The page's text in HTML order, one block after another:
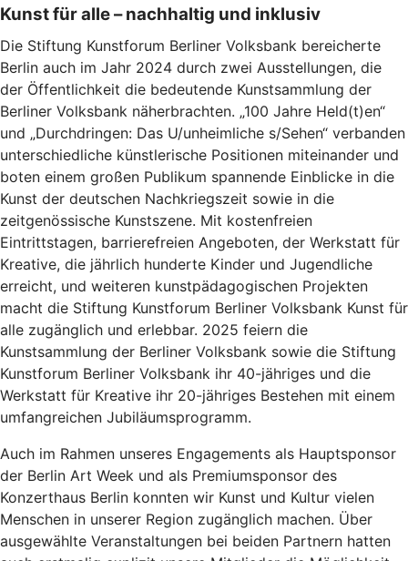
Kunst für alle – nachhaltig und inklusiv
Die Stiftung Kunstforum Berliner Volksbank bereicherte
Berlin auch im Jahr 2024 durch zwei Ausstellungen, die
der Öffentlichkeit die bedeutende Kunstsammlung der
Berliner Volksbank näherbrachten. „100 Jahre Held(t)en“
und „Durchdringen: Das U/unheimliche s/Sehen“ verbanden
unterschiedliche künstlerische Positionen miteinander und
boten einem großen Publikum spannende Einblicke in die
Kunst der deutschen Nachkriegszeit sowie in die
zeitgenössische Kunstszene. Mit kostenfreien
Eintrittstagen, barrierefreien Angeboten, der Werkstatt für
Kreative, die jährlich hunderte Kinder und Jugendliche
erreicht, und weiteren kunstpädagogischen Projekten
macht die Stiftung Kunstforum Berliner Volksbank Kunst für
alle zugänglich und erlebbar. 2025 feiern die
Kunstsammlung der Berliner Volksbank sowie die Stiftung
Kunstforum Berliner Volksbank ihr 40-jähriges und die
Werkstatt für Kreative ihr 20-jähriges Bestehen mit einem
umfangreichen Jubiläumsprogramm.
Auch im Rahmen unseres Engagements als Hauptsponsor
der Berlin Art Week und als Premiumsponsor des
Konzerthaus Berlin konnten wir Kunst und Kultur vielen
Menschen in unserer Region zugänglich machen. Über
ausgewählte Veranstaltungen bei beiden Partnern hatten